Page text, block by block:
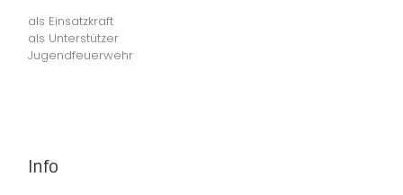
als Einsatzkraft
als Unterstützer
Jugendfeuerwehr
Info